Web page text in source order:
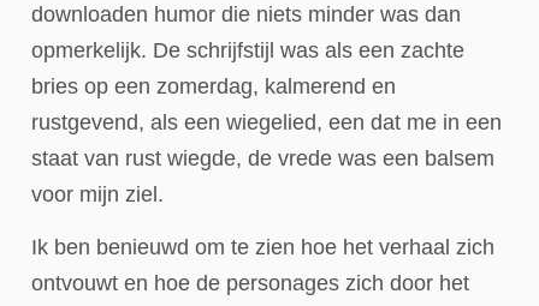
downloaden humor die niets minder was dan
opmerkelijk. De schrijfstijl was als een zachte
bries op een zomerdag, kalmerend en
rustgevend, als een wiegelied, een dat me in een
staat van rust wiegde, de vrede was een balsem
voor mijn ziel.
Ik ben benieuwd om te zien hoe het verhaal zich
ontvouwt en hoe de personages zich door het